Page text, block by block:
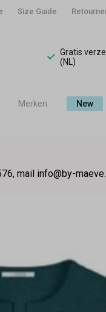
Size Guide
Gratis
(NL)
Merken New
mail info@by-